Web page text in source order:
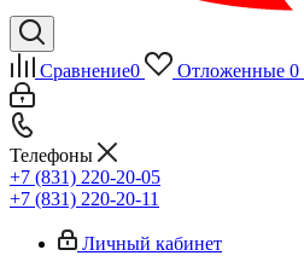
Сравнение0 Отложенные 0
Телефоны
+7 (831) 220-20-05
+7 (831) 220-20-11
Личный кабинет